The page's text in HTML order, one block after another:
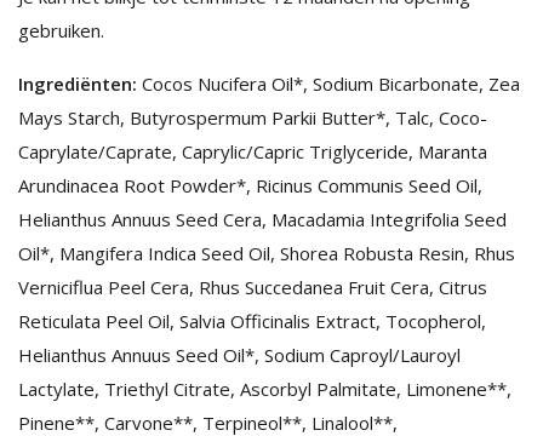
gebruiken.
Ingrediënten: Cocos Nucifera Oil*, Sodium Bicarbonate, Zea
Mays Starch, Butyrospermum Parkii Butter*, Talc, Coco-
Caprylate/Caprate, Caprylic/Capric Triglyceride, Maranta
Arundinacea Root Powder*, Ricinus Communis Seed Oil,
Helianthus Annuus Seed Cera, Macadamia Integrifolia Seed
Oil*, Mangifera Indica Seed Oil, Shorea Robusta Resin, Rhus
Verniciflua Peel Cera, Rhus Succedanea Fruit Cera, Citrus
Reticulata Peel Oil, Salvia Officinalis Extract, Tocopherol,
Helianthus Annuus Seed Oil*, Sodium Caproyl/Lauroyl
Lactylate, Triethyl Citrate, Ascorbyl Palmitate, Limonene**,
Pinene**, Carvone**, Terpineol**, Linalool**,